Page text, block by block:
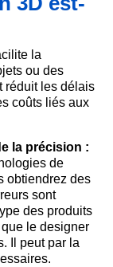
la
ou des
réduit les délais
coûts liés aux
la précision :
de
obtiendrez des
sont
des produits
le designer
Il peut par la